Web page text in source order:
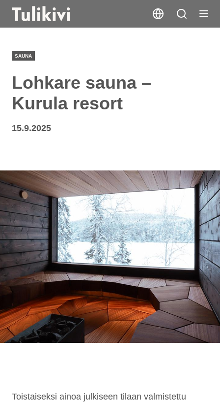
SAUNA
Lohkare sauna –
Kurula resort
15.9.2025
Toistaiseksi ainoa julkiseen tilaan valmistettu